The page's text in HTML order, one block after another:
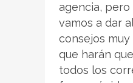
agencia, pero
vamos a dar
consejos
que harán
todos los